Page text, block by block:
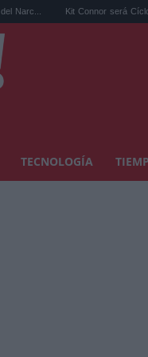
Kit Connor será Cíclope en los X-
TECNOLOGÍA